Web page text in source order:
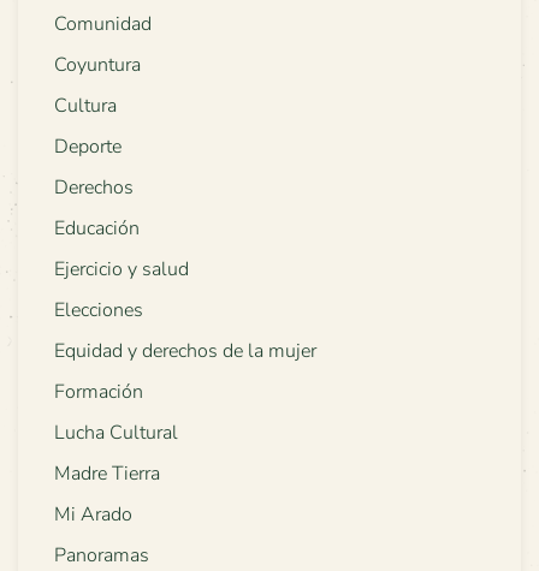
Comunidad
Coyuntura
Cultura
Deporte
Derechos
Educación
Ejercicio y salud
Elecciones
Equidad y derechos de la mujer
Formación
Lucha Cultural
Madre Tierra
Mi Arado
Panoramas